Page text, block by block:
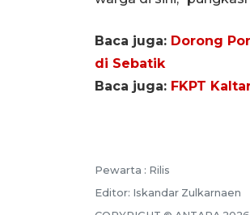
Baca juga: Dorong
di Sebatik
Baca juga: FKPT
Pewarta : Rilis
Editor: Iskandar Zulkarnaen